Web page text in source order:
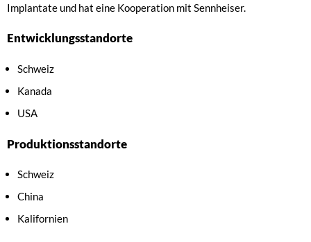
Implantate und hat eine Kooperation mit Sennheiser.
Entwicklungsstandorte
Schweiz
Kanada
USA
Produktionsstandorte
Schweiz
China
Kalifornien